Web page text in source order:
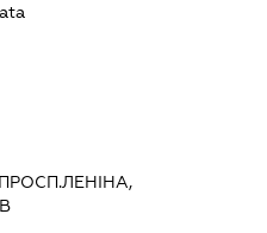
ПРОСП.ЛЕНІНА,